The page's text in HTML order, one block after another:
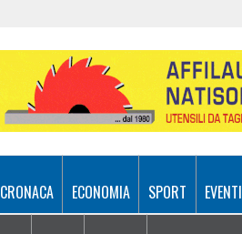
CRONACA ECONOMIA SPORT EVENTI